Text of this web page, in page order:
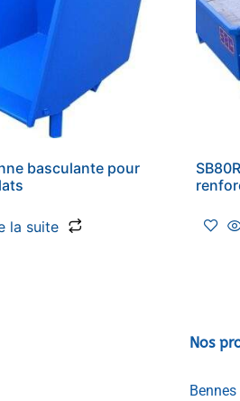
basculante pour
la suite
Nos